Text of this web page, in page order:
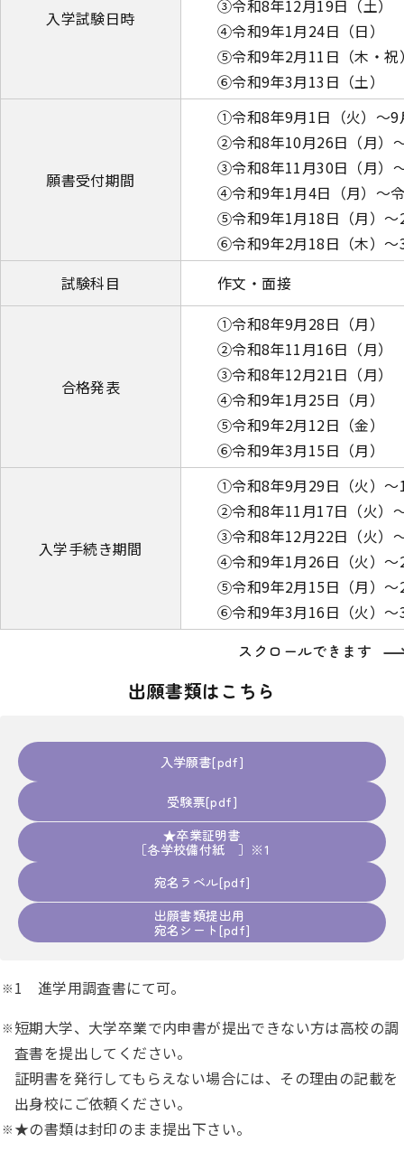
入学試験日時
③令和8年12月19日（土）
④令和9年1月24日（日）
⑤令和9年2月11日（木・祝
⑥令和9年3月13日（土）
願書受付期間
①令和8年9月1日（火）～9
②令和8年10月26日（月）
③令和8年11月30日（月）
④令和9年1月4日（月）～
⑤令和9年1月18日（月）～
⑥令和9年2月18日（木）～
試験科目
作文・面接
合格発表
①令和8年9月28日（月）
②令和8年11月16日（月）
③令和8年12月21日（月）
④令和9年1月25日（月）
⑤令和9年2月12日（金）
⑥令和9年3月15日（月）
入学手続き期間
①令和8年9月29日（火）～
②令和8年11月17日（火）
③令和8年12月22日（火）
④令和9年1月26日（火）～
⑤令和9年2月15日（月）～
⑥令和9年3月16日（火）～
スクロールできます
出願書類はこちら
入学願書
受験票
★卒業証明書
［各学校備付紙 ］※1
宛名ラベル
出願書類提出用
宛名シート
1 進学用調査書にて可。
短期大学、大学卒業で内申書が提出できない方は高校の調
査書を提出してください。
証明書を発行してもらえない場合には、その理由の記載を
出身校にご依頼ください。
★の書類は封印のまま提出下さい。